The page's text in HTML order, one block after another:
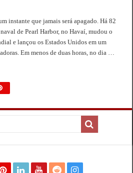
instante que jamais será apagado. Há 82
de Pearl Harbor, no Havaí, mudou o
e lançou os Estados Unidos em um
Em menos de duas horas, no dia …